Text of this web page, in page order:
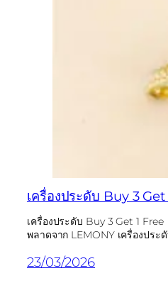
เครื่องประดับ Buy 3 Get
เครื่องประดับ Buy 3 Get 1
พลาดจาก LEMONY เครื่องปร
23/03/2026